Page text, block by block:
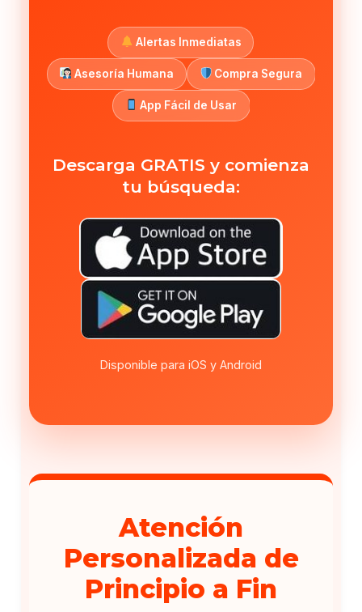
Alertas Inmediatas
Asesoría Humana Compra Segura
App Fácil de Usar
Descarga GRATIS y comienza
tu búsqueda:
Disponible para iOS y Android
Atención
Personalizada de
Principio a Fin